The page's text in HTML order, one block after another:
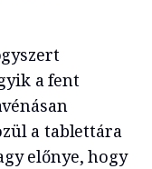
a fent
a tablettára
előnye, hogy